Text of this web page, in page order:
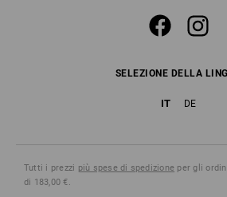
SELEZIONE DELLA
IT DE
Tutti i prezzi più spese di spedizione per gli
di 183,00 €.